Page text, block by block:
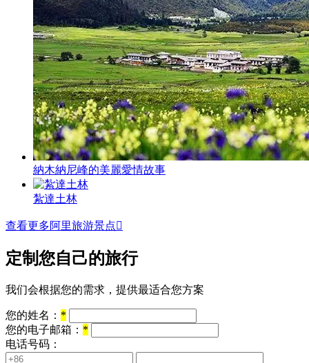
納木納尼峰的美麗愛情故事
紮達土林
查看更多阿里旅游景点
定制您自己的旅行
我们会根据您的需求，提供最适合您方案
您的姓名： *
您的电子邮箱： *
电话号码：